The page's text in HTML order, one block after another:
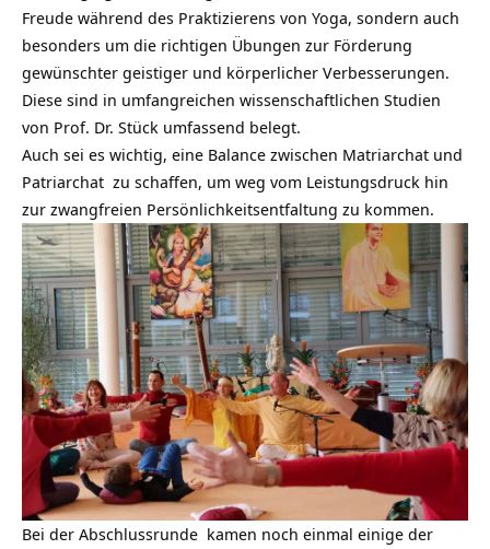
Freude während des Praktizierens von Yoga, sondern auch
besonders um die richtigen Übungen zur Förderung
gewünschter geistiger und körperlicher Verbesserungen.
Diese sind in umfangreichen wissenschaftlichen Studien
von Prof. Dr. Stück umfassend belegt.
Auch sei es wichtig, eine Balance zwischen Matriarchat und
Patriarchat zu schaffen, um weg vom Leistungsdruck hin
zur zwangfreien Persönlichkeitsentfaltung zu kommen.
Bei der Abschlussrunde kamen noch einmal einige der